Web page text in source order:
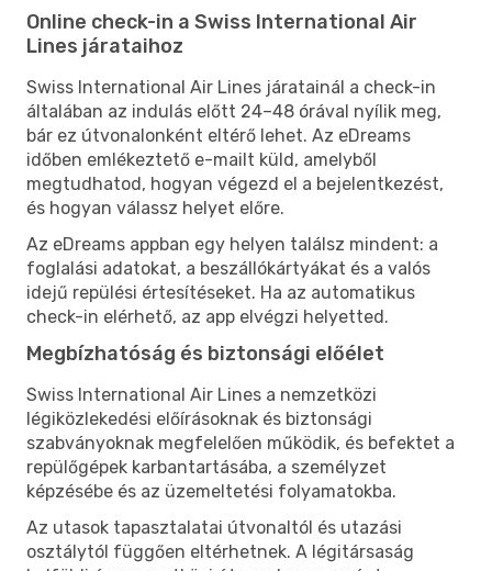
Online check-in a Swiss International Air
Lines járataihoz
Swiss International Air Lines járatainál a check-in
általában az indulás előtt 24–48 órával nyílik meg,
bár ez útvonalonként eltérő lehet. Az eDreams
időben emlékeztető e-mailt küld, amelyből
megtudhatod, hogyan végezd el a bejelentkezést,
és hogyan válassz helyet előre.
Az eDreams appban egy helyen találsz mindent: a
foglalási adatokat, a beszállókártyákat és a valós
idejű repülési értesítéseket. Ha az automatikus
check-in elérhető, az app elvégzi helyetted.
Megbízhatóság és biztonsági előélet
Swiss International Air Lines a nemzetközi
légiközlekedési előírásoknak és biztonsági
szabványoknak megfelelően működik, és befektet a
repülőgépek karbantartásába, a személyzet
képzésébe és az üzemeltetési folyamatokba.
Az utasok tapasztalatai útvonaltól és utazási
osztálytól függően eltérhetnek. A légitársaság